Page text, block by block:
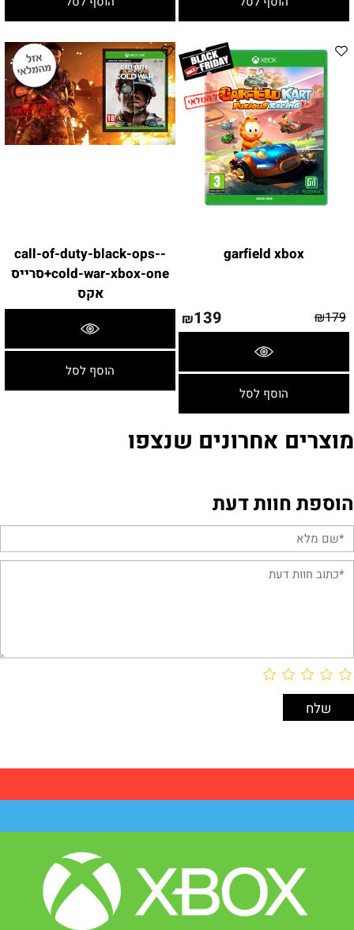
garfield xbox
₪179
₪139
הוסף לסל
-call-of-duty-black-ops-
cold-war-xbox-one+סרייס
אקס
הוסף לסל
מוצרים אחרונים שנצפו
הוספת חוות דעת